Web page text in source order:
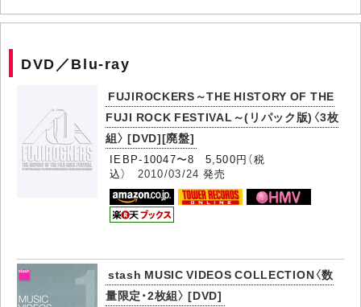
DVD／Blu-ray
FUJIROCKERS～THE HISTORY OF THE
FUJI ROCK FESTIVAL～(リパック版)〈3枚
組〉 [DVD][廃盤]
IEBP-10047〜8 5,500円（税
込） 2010/03/24 発売
stash MUSIC VIDEOS COLLECTION〈数
量限定・2枚組〉 [DVD]